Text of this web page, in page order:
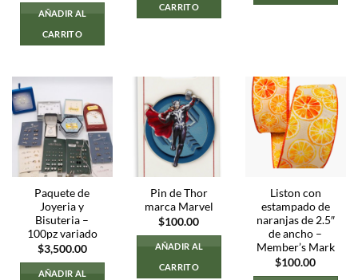
AÑADIR AL
CARRITO
CARRITO
Paquete de
Joyeria y
Bisuteria –
100pz variado
$3,500.00
AÑADIR AL
Pin de Thor
marca Marvel
$100.00
AÑADIR AL
CARRITO
Liston con
estampado de
naranjas de 2.5″
de ancho –
Member’s Mark
$100.00